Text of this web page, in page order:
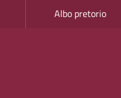
Albo pretorio